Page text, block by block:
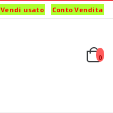
Vendi usato Conto Vendita
0